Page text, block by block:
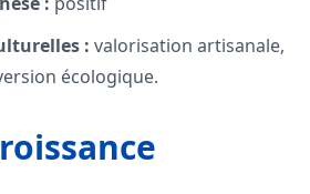
: valorisation artisanale,
écologique.